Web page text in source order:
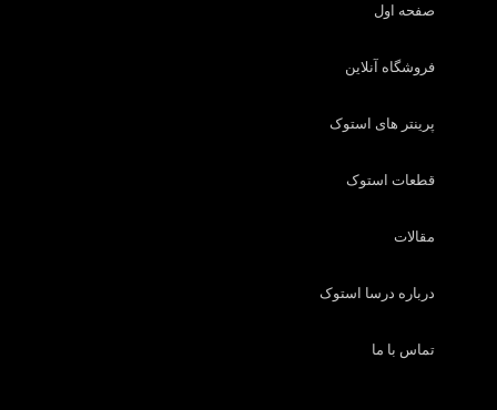
صفحه اول
فروشگاه آنلاین
پرینتر های استوک
قطعات استوک
مقالات
درباره درسا استوک
تماس با ما